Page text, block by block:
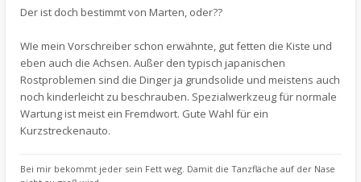
Der ist doch bestimmt von Marten, oder??
WIe mein Vorschreiber schon erwähnte, gut fetten die Kiste und
eben auch die Achsen. Außer den typisch japanischen
Rostproblemen sind die Dinger ja grundsolide und meistens auch
noch kinderleicht zu beschrauben. Spezialwerkzeug für normale
Wartung ist meist ein Fremdwort. Gute Wahl für ein
Kurzstreckenauto.
Bei mir bekommt jeder sein Fett weg. Damit die Tanzfläche auf der Nase